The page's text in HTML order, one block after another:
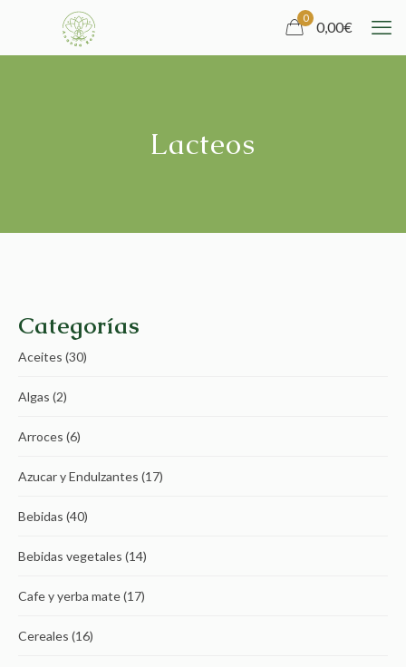
0
0,00€
Lacteos
Categorías
Aceites (30)
Algas (2)
Arroces (6)
Azucar y Endulzantes (17)
Bebidas (40)
Bebidas vegetales (14)
Cafe y yerba mate(17)
Cereales (16)